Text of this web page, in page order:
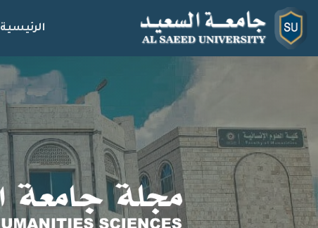
الرئيسية